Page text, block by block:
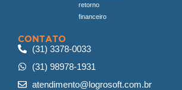
retorno
financeiro
CONTATO
(31) 3378-0033
(31) 98978-1931
atendimento@logrosoft.com.br